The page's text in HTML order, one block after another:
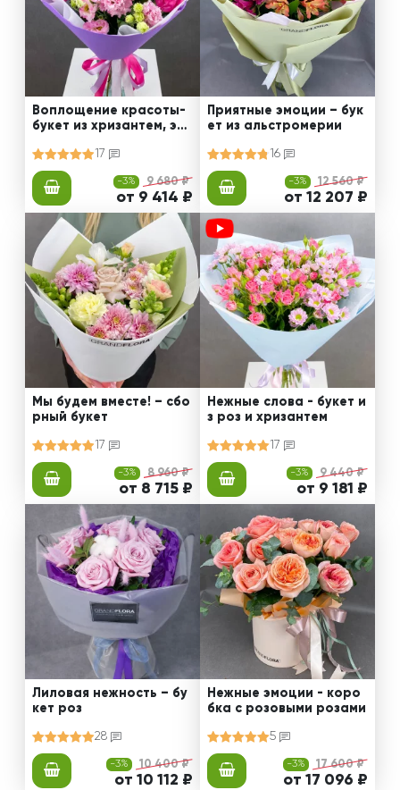
Воплощение красоты-
букет из хризантем, эус
17
-3% 9 680 ₽
от 9 414 ₽
Приятные эмоции – бук
ет из альстромерии
16
-3% 12 560 ₽
от 12 207 ₽
Мы будем вместе! – сбо
рный букет
17
-3% 8 960 ₽
от 8 715 ₽
Нежные слова - букет и
з роз и хризантем
17
-3% 9 440 ₽
от 9 181 ₽
Лиловая нежность – бу
кет роз
28
-3% 10 400 ₽
от 10 112 ₽
Нежные эмоции - коро
бка с розовыми розами
5
-3% 17 600 ₽
от 17 096 ₽